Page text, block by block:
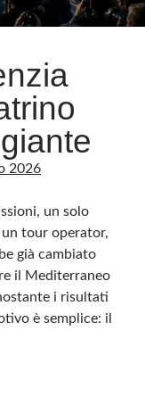
quanto viene aggiornato
un prodotto editoriale ai
di quanto
cancellati quelli
terzi, di genere spam,
delle norme sulla
da Internet e, pertanto,
violasse eventuali
e saranno
2026
un solo
tour operator,
già cambiato
il Mediterraneo
i risultati
è semplice: il